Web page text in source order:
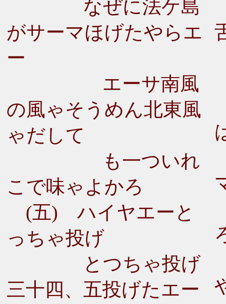
なぜに法ケ島
がサーマほげたやらエ
ー
エーサ南風
の風ゃそうめん北東風
ゃだして
も一ついれ
こで味ゃよかろ
(五) ハイヤエーと
っちゃ投げ
とつちゃ投げ
三十四、五投げたエー